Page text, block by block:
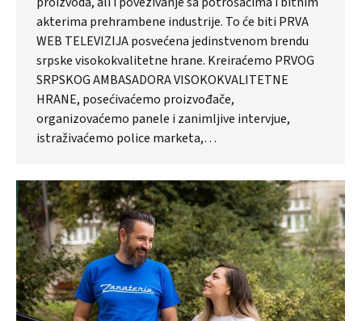
akterima prehrambene industrije. To će biti PRVA
WEB TELEVIZIJA posvećena jedinstvenom brendu
srpske visokokvalitetne hrane. Kreiraćemo PRVOG
SRPSKOG AMBASADORA VISOKOKVALITETNE
HRANE, posećivaćemo proizvođače,
organizovaćemo panele i zanimljive intervjue,
istraživaćemo police marketa,…